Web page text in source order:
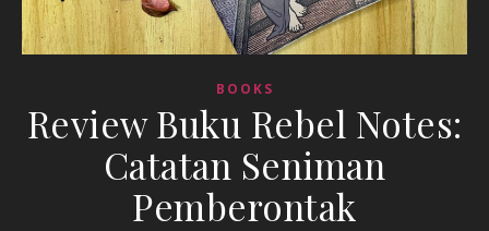
BOOKS
Review Buku Rebel Notes:
Catatan Seniman
Pemberontak